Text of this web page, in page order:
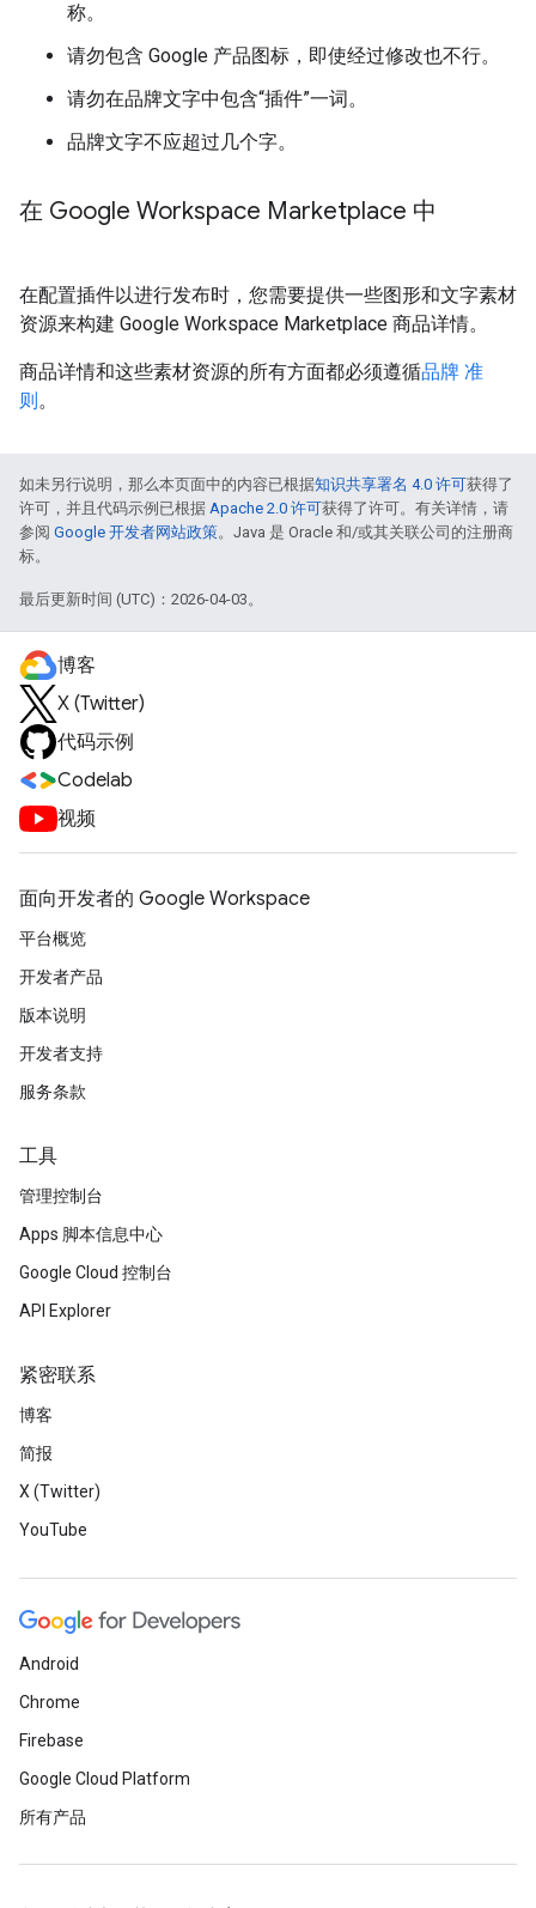
称。
请勿包含 Google 产品图标，即使经过修改也不行。
请勿在品牌文字中包含“插件”一词。
品牌文字不应超过几个字。
在 Google Workspace Marketplace 中
在配置插件以进行发布时，您需要提供一些图形和文字素材
资源来构建 Google Workspace Marketplace 商品详情。
商品详情和这些素材资源的所有方面都必须遵循品牌 准
则。
如未另行说明，那么本页面中的内容已根据知识共享署名 4.0 许可获得了
许可，并且代码示例已根据 Apache 2.0 许可获得了许可。有关详情，请
参阅 Google 开发者网站政策。Java 是 Oracle 和/或其关联公司的注册商
标。
最后更新时间 (UTC)：2026-04-03。
博客
X (Twitter)
代码示例
Codelab
视频
面向开发者的 Google Workspace
平台概览
开发者产品
版本说明
开发者支持
服务条款
工具
管理控制台
Apps 脚本信息中心
Google Cloud 控制台
API Explorer
紧密联系
博客
简报
X (Twitter)
YouTube
Android
Chrome
Firebase
Google Cloud Platform
所有产品